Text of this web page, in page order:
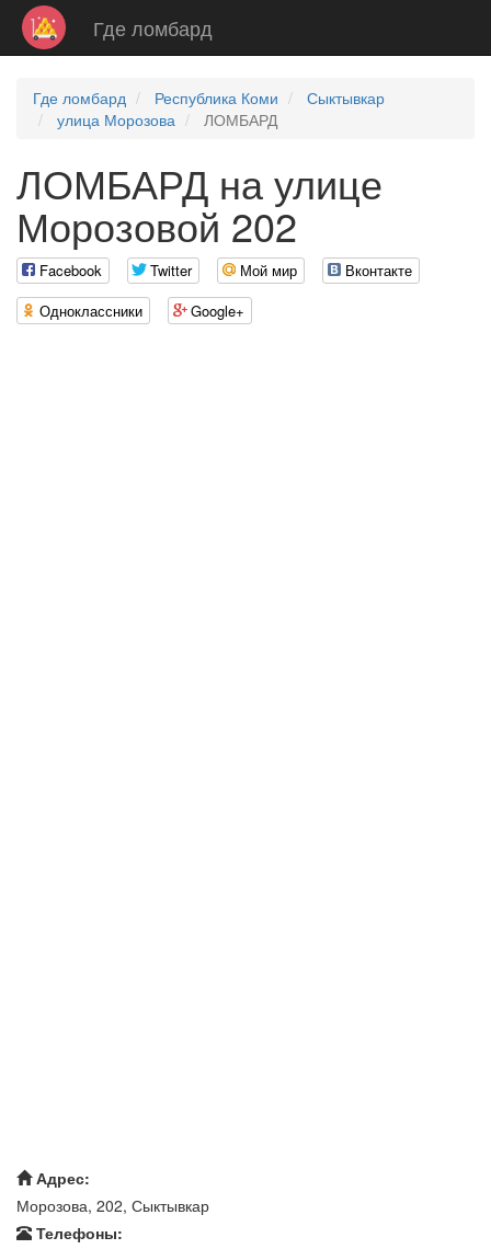
Где ломбард
Где ломбард Республика Коми
Сыктывкар
улица Морозова
ЛОМБАРД
ЛОМБАРД на улице
Морозовой 202
Facebook Twitter Мой мир
Вконтакте
Одноклассники
Google+
Адрес:
Морозова, 202, Сыктывкар
Телефоны: